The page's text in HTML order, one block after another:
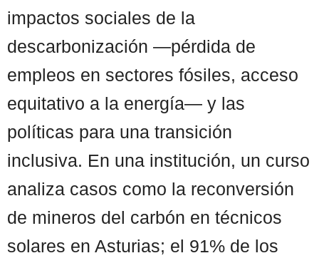
impactos sociales de la
descarbonización —pérdida de
empleos en sectores fósiles, acceso
equitativo a la energía— y las
políticas para una transición
inclusiva. En una institución, un curso
analiza casos como la reconversión
de mineros del carbón en técnicos
solares en Asturias; el 91% de los